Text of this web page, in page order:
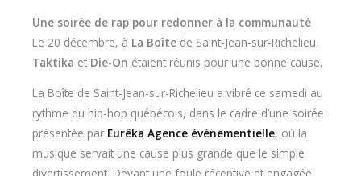
Une soirée de rap pour redonner à la communauté
Le 20 décembre, à La Boîte de Saint-Jean-sur-Richelieu,
Taktika et Die-On étaient réunis pour une bonne cause.
La Boîte de Saint-Jean-sur-Richelieu a vibré ce samedi au
rythme du hip-hop québécois, dans le cadre d’une soirée
présentée par Eurêka Agence événementielle, où la
musique servait une cause plus grande que le simple